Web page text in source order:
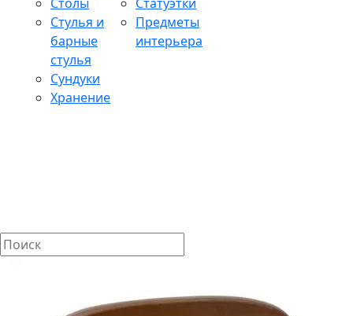
Стулья и
барные
стулья
Сундуки
Хранение
Предметы
интерьера